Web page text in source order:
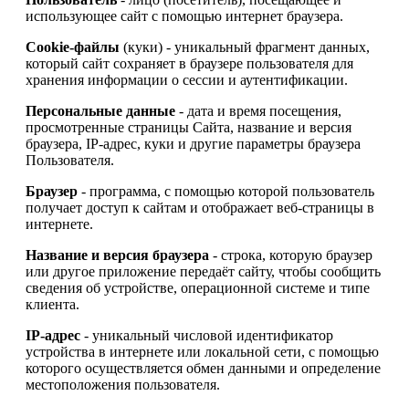
использующее сайт с помощью интернет браузера.
Cookie-файлы (куки) - уникальный фрагмент данных,
который сайт сохраняет в браузере пользователя для
хранения информации о сессии и аутентификации.
Персональные данные - дата и время посещения,
просмотренные страницы Сайта, название и версия
браузера, IP-адрес, куки и другие параметры браузера
Пользователя.
Браузер - программа, с помощью которой пользователь
получает доступ к сайтам и отображает веб-страницы в
интернете.
Название и версия браузера - строка, которую браузер
или другое приложение передаёт сайту, чтобы сообщить
сведения об устройстве, операционной системе и типе
клиента.
IP-адрес - уникальный числовой идентификатор
устройства в интернете или локальной сети, с помощью
которого осуществляется обмен данными и определение
местоположения пользователя.